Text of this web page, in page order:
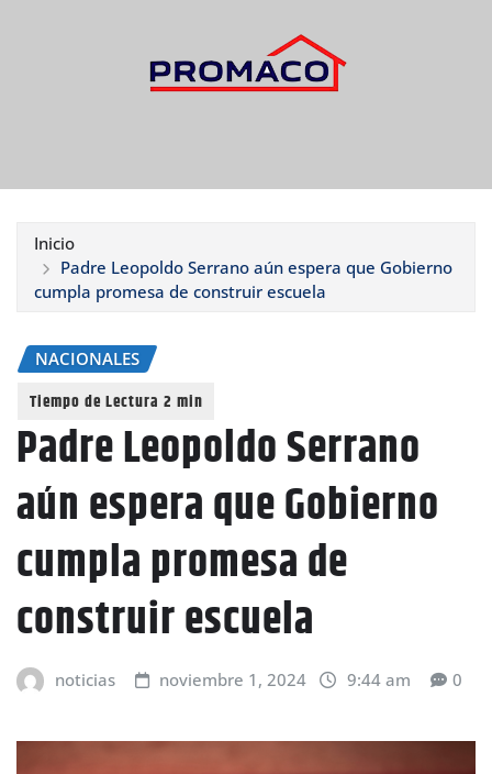
Inicio
Padre Leopoldo Serrano aún espera que Gobierno
cumpla promesa de construir escuela
NACIONALES
Padre Leopoldo Serrano
aún espera que Gobierno
cumpla promesa de
construir escuela
noticias noviembre 1, 2024 9:44 am 0